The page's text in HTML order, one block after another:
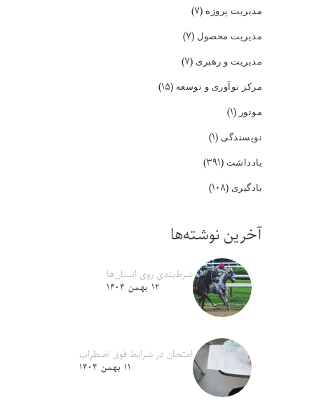
مدیریت پروژه (۷)
مدیریت محصول (۷)
مدیریت و رهبری (۷)
مرکز نوآوری و توسعه (۱۵)
موتور (۱)
نویسندگی (۱)
یادداشت (۳۹۱)
یادگیری (۱۰۸)
آخرین نوشته‌ها
شرط‌بندی روی انسان‌ها
۱۲ بهمن ۱۴۰۴
امتحان در شرایط فوق اضطراب
۱۱ بهمن ۱۴۰۴